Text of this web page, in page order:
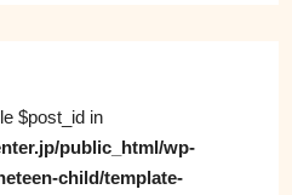
$post_id in
public_html/wp-
child/template-